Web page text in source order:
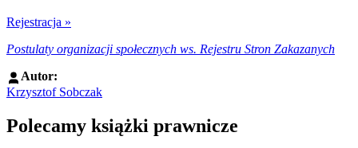
Rejestracja »
Postulaty organizacji społecznych ws. Rejestru Stron Zakazanych
Autor:
Krzysztof Sobczak
Polecamy książki prawnicze